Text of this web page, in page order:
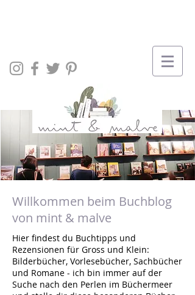
Willkommen beim Buchblog
von mint & malve
Hier findest du Buchtipps und
Rezensionen für Gross und Klein:
Bilderbücher, Vorlesebücher, Sachbücher
und Romane - ich bin immer auf der
Suche nach den Perlen im Büchermeer